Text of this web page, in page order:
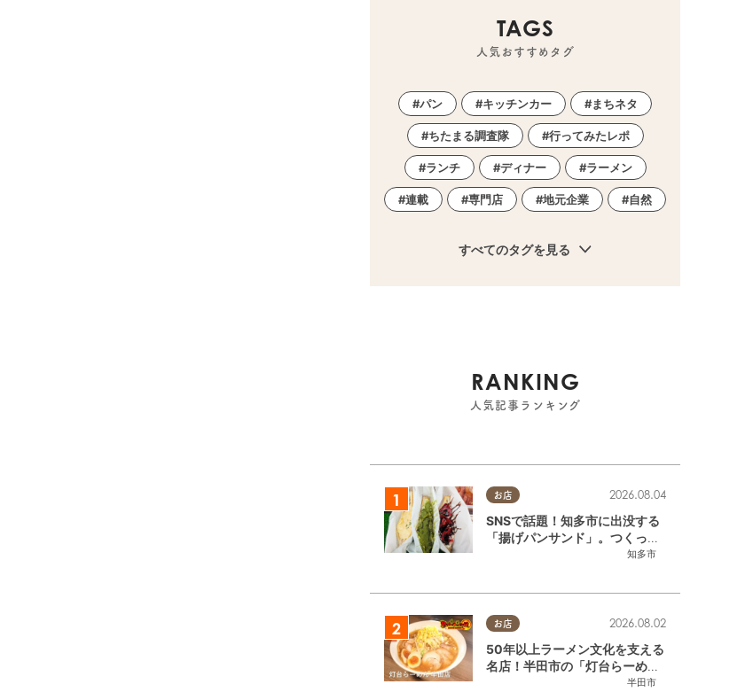
TAGS
人気おすすめタグ
パン キッチンカー まちネタ
ちたまる調査隊 行ってみたレポ
ランチ ディナー ラーメン
連載 専門店 地元企業 自然
すべてのタグを見る
RANKING
人気記事ランキング
お店
知多市
2026.08.04
SNSで話題！知多市に出没する
「揚げパンサンド」。つくって
いるのはお祭りお兄さん!?【ち
お店
半田市
2026.08.02
50年以上ラーメン文化を支える
名店！半田市の「灯台らーめん
半田店」へ【熱血ラーメン伝 8